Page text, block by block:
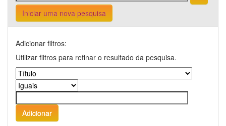
Iniciar uma nova pesquisa
Adicionar filtros:
Utilizar filtros para refinar o resultado da pesquisa.